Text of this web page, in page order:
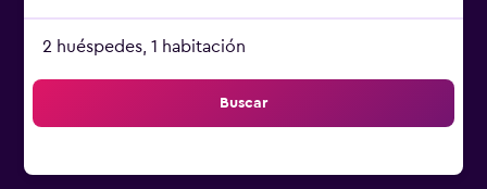
2 huéspedes, 1 habitación
Buscar